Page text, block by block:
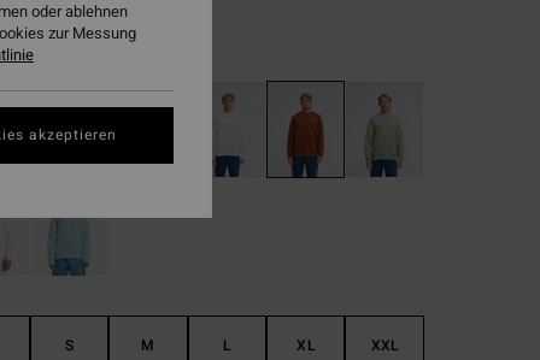
Shell
S M L XL XXL
oder ablehnen
zur Messung
akzeptieren